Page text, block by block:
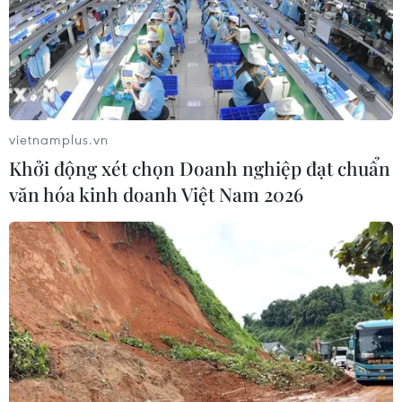
Sản xuất sợi cho thị trường trong nước và xuất khẩu. (Ảnh: Trần
Tại Việt Thắng, ông Nguyễn Quang Minh nhấn
mạnh việc sắp xếp lại ngành dệt, tối ưu hóa lao
động và máy móc, đồng thời đẩy mạnh
marketing để giảm lượng hàng tồn kho.
Một vấn đề cốt lõi khác là giải quyết tình trạng
vietnamplus.vn
Khởi động xét chọn Doanh nghiệp đạt chuẩn
văn hóa kinh doanh Việt Nam 2026